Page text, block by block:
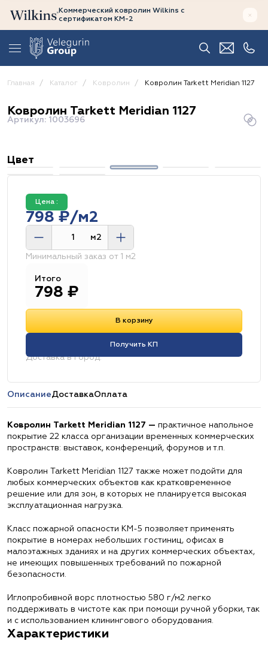
Коммерческий ковролин Wilkins с
сертификатом КМ-2
Главная Каталог Ковролин Ковролин Tarkett Meridian 1127
Ковролин Tarkett Meridian 1127
Артикул: 1003696
Цвет
Цена :
798 ₽/м2
м2
Минимальный заказ от 1 м2
Итого
798 ₽
В корзину
Получить КП
Доставка в город:
ОписаниеДоставкаОплата
Ковролин Tarkett Meridian 1127 — практичное напольное
покрытие 22 класса организации временных коммерческих
пространств: выставок, конференций, форумов и т.п.
Ковролин Tarkett Meridian 1127 также может подойти для
любых коммерческих объектов как кратковременное
решение или для зон, в которых не планируется высокая
эксплуатационная нагрузка.
Класс пожарной опасности КМ-5 позволяет применять
покрытие в номерах небольших гостиниц, офисах в
малоэтажных зданиях и на других коммерческих объектах,
не имеющих повышенных требований по пожарной
безопасности.
Иглопробивной ворс плотностью 580 г/м2 легко
поддерживать в чистоте как при помощи ручной уборки, так
и с использованием клинингового оборудования.
Характеристики